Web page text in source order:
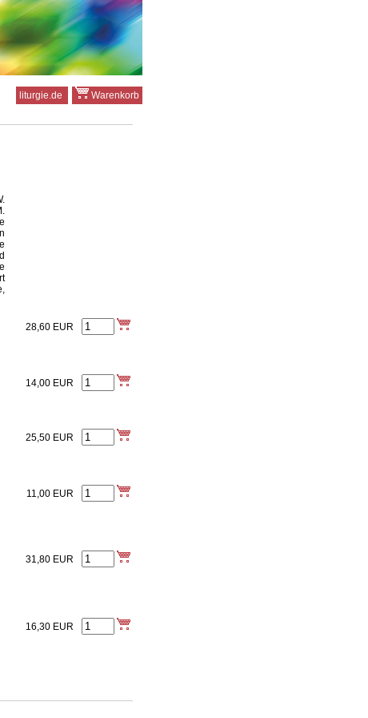
liturgie.de Warenkorb
28,60 EUR
14,00 EUR
25,50 EUR
11,00 EUR
31,80 EUR
16,30 EUR